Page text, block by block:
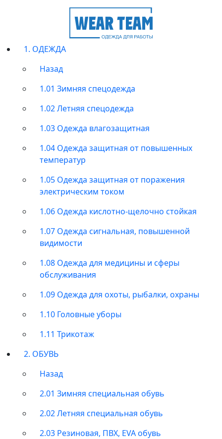
1. ОДЕЖДА
Назад
1.01 Зимняя спецодежда
1.02 Летняя спецодежда
1.03 Одежда влагозащитная
1.04 Одежда защитная от повышенных
температур
1.05 Одежда защитная от поражения
электрическим током
1.06 Одежда кислотно-щелочно стойкая
1.07 Одежда сигнальная, повышенной
видимости
1.08 Одежда для медицины и сферы
обслуживания
1.09 Одежда для охоты, рыбалки, охраны
1.10 Головные уборы
1.11 Трикотаж
2. ОБУВЬ
Назад
2.01 Зимняя специальная обувь
2.02 Летняя специальная обувь
2.03 Резиновая, ПВХ, EVA обувь